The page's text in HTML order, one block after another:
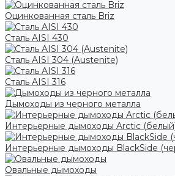
Оцинкованная сталь Briz
Сталь AISI 430
Сталь AISI 304 (Austenite)
Сталь AISI 316
Дымоходы из черного металла
Интерьерные дымоходы Arctic
Интерьерные дымоходы BlackSide
Овальные дымоходы